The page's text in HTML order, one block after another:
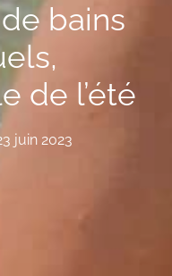
bains
de l’été
juin 2023